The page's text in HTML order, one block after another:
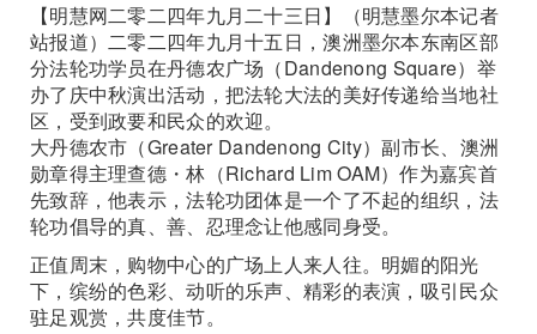
【明慧网二零二四年九月二十三日】（明慧墨尔本记者
站报道）二零二四年九月十五日，澳洲墨尔本东南区部
分法轮功学员在丹德农广场（Dandenong Square）举
办了庆中秋演出活动，把法轮大法的美好传递给当地社
区，受到政要和民众的欢迎。
大丹德农市（Greater Dandenong City）副市长、澳洲
勋章得主理查德・林（Richard Lim OAM）作为嘉宾首
先致辞，他表示，法轮功团体是一个了不起的组织，法
轮功倡导的真、善、忍理念让他感同身受。
正值周末，购物中心的广场上人来人往。明媚的阳光
下，缤纷的色彩、动听的乐声、精彩的表演，吸引民众
驻足观赏，共度佳节。